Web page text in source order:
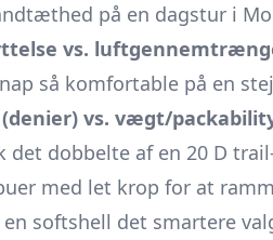
på en dagstur i
vs.
så komfortable på en
vs. vægt/
det dobbelte af en 20 D
med let krop for at
softshell det smartere